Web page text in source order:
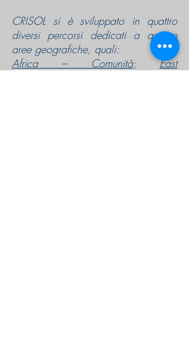
CRISOL si è sviluppato in quattro
diversi percorsi dedicati a quattro
aree geografiche, quali:
Africa – Comunità;
East